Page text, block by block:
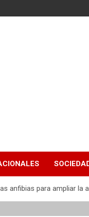
anfibias para ampliar la